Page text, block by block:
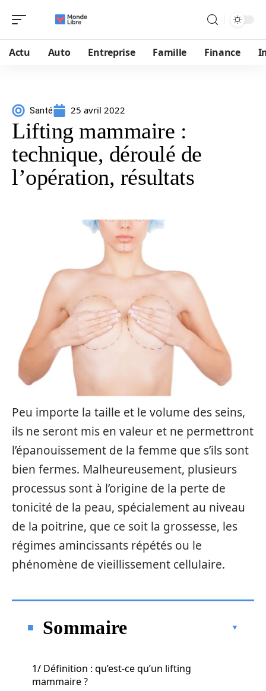
Actu Auto Entreprise Famille Finance
Santé 25 avril 2022
Lifting mammaire :
technique, déroulé de
l’opération, résultats
Peu importe la taille et le volume des seins,
ils ne seront mis en valeur et ne permettront
l’épanouissement de la femme que s’ils sont
bien fermes. Malheureusement, plusieurs
processus sont à l’origine de la perte de
tonicité de la peau, spécialement au niveau
de la poitrine, que ce soit la grossesse, les
régimes amincissants répétés ou le
phénomène de vieillissement cellulaire.
Sommaire
1/ Définition : qu’est-ce qu’un lifting
mammaire ?